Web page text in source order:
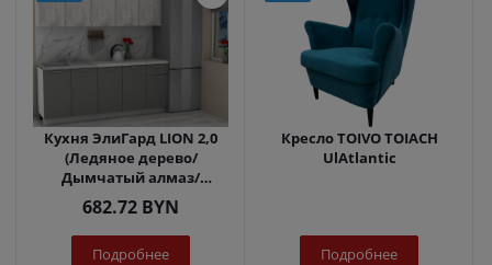
Кухня ЭлиГард LION 2,0
(Ледяное дерево/
Дымчатый алмаз/
Королевский опал)
682.72 BYN
Подробнее
Кресло TOIVO TOIACH
UlAtlantic
Подробнее